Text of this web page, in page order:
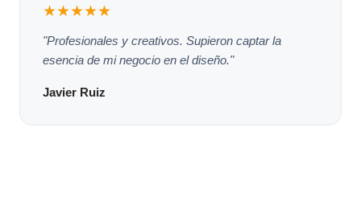
★★★★★
"Profesionales y creativos. Supieron captar la
esencia de mi negocio en el diseño."
Javier Ruiz